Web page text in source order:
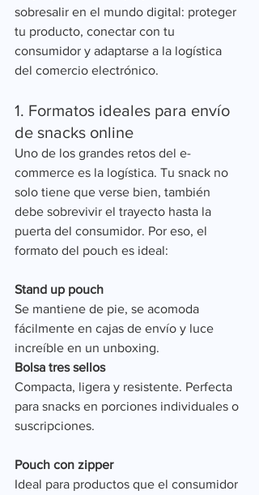
sobresalir en el mundo digital: proteger
tu producto, conectar con tu
consumidor y adaptarse a la logística
del comercio electrónico.
1. Formatos ideales para envío
de snacks online
Uno de los grandes retos del e-
commerce es la logística. Tu snack no
solo tiene que verse bien, también
debe sobrevivir el trayecto hasta la
puerta del consumidor. Por eso, el
formato del pouch es ideal:
Stand up pouch
Se mantiene de pie, se acomoda
fácilmente en cajas de envío y luce
increíble en un unboxing.
Bolsa tres sellos
Compacta, ligera y resistente. Perfecta
para snacks en porciones individuales o
suscripciones.
Pouch con zipper
Ideal para productos que el consumidor